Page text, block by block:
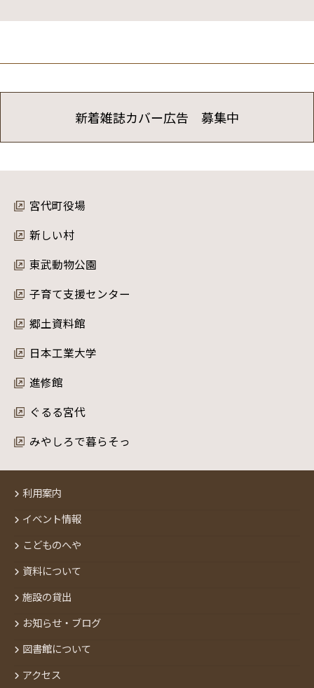
新着雑誌カバー広告 募集中
宮代町役場
新しい村
東武動物公園
子育て支援センター
郷土資料館
日本工業大学
進修館
ぐるる宮代
みやしろで暮らそっ
利用案内
イベント情報
こどものへや
資料について
施設の貸出
お知らせ・ブログ
図書館について
アクセス